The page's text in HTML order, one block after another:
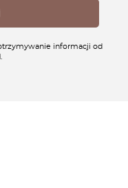
informacji od